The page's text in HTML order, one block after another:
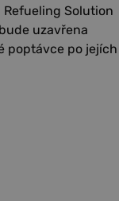
Solution
uzavřena
poptávce po jejích